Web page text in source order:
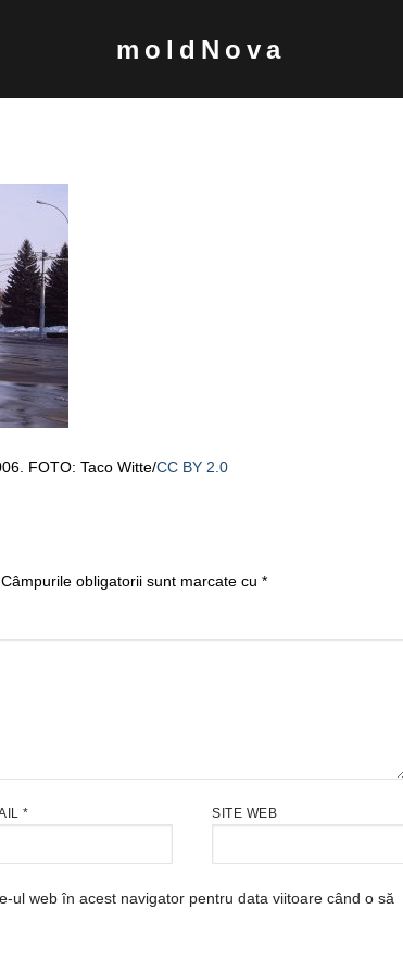
moldNova
FOTO: Taco Witte/CC BY 2.0
Câmpurile obligatorii sunt marcate cu *
* SITE WEB
ul web în acest navigator pentru data viitoare când o să